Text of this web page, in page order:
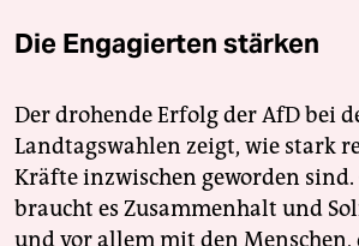
Die Engagierten stärken
Der drohende Erfolg der AfD bei
Landtagswahlen zeigt, wie stark
Kräfte inzwischen geworden sind.
braucht es Zusammenhalt und
und vor allem mit den Menschen,